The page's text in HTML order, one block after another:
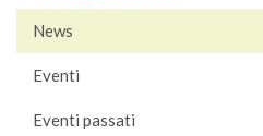
News
Eventi
Eventi passati